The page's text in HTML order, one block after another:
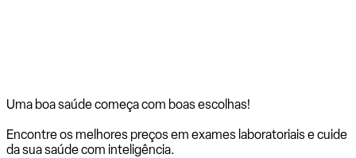
Uma boa saúde começa com boas escolhas!
Encontre os melhores preços em exames laboratoriais e cuide
da sua saúde com inteligência.